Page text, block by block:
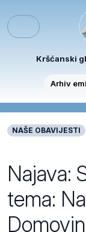
Menu
Kršćanski
Arhiv
NAŠE OBAVIJESTI
Najava:
tema: